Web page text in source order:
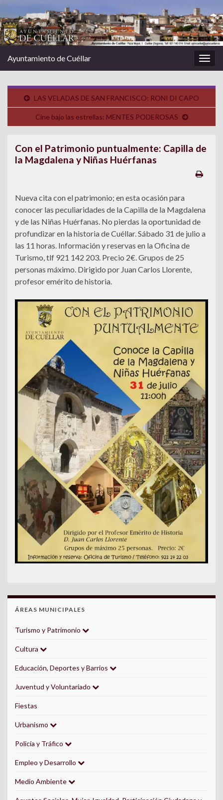
la
Ayuntamiento de Cuéllar
LAS VELADAS DE SAN FRANCISCO: RONI DI CAPO
Cine bajo las estrellas: MENTES PODEROSAS
Con el Patrimonio puntualmente: Capilla de
la Magdalena y Niñas Huérfanas
Nueva cita con el patrimonio; en esta ocasión para
conocer las peculiaridades de la Capilla de la Magdalena
y de las Niñas Huérfanas. No pierdas la oportunidad de
profundizar en la historia de Cuéllar. Sábado 31 de julio a
las 11 horas. Información y reservas en la Oficina de
Turismo, tlf 921 142 203. Precio 2€. Grupos de 25
personas máximo. Dirigido por Juan Carlos Llorente,
profesor emérito de historia.
ÁREAS MUNICIPALES
Turismo y Patrimonio
Cultura
Educación, Deportes y Barrios
Juventud y Voluntariado
Fiestas
Urbanismo
Policía y Tráfico
Empleo y Desarrollo
Medio Ambiente